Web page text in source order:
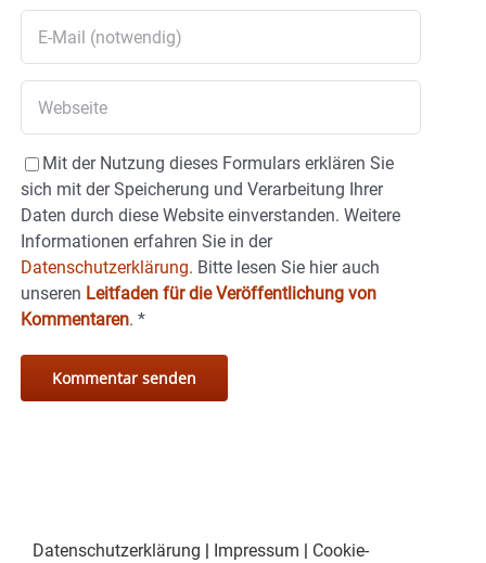
Mit der Nutzung dieses Formulars erklären Sie
sich mit der Speicherung und Verarbeitung Ihrer
Daten durch diese Website einverstanden. Weitere
Informationen erfahren Sie in der
Datenschutzerklärung. Bitte lesen Sie hier auch
unseren Leitfaden für die Veröffentlichung von
Kommentaren. *
Datenschutzerklärung Impressum
Cookie-